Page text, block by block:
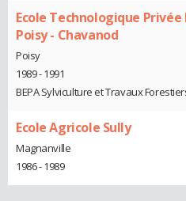
Ecole Technologique
Poisy - Chavanod
Poisy
1989 - 1991
BEPA Sylviculture et Travaux
Ecole Agricole Sully
Magnanville
1986 - 1989